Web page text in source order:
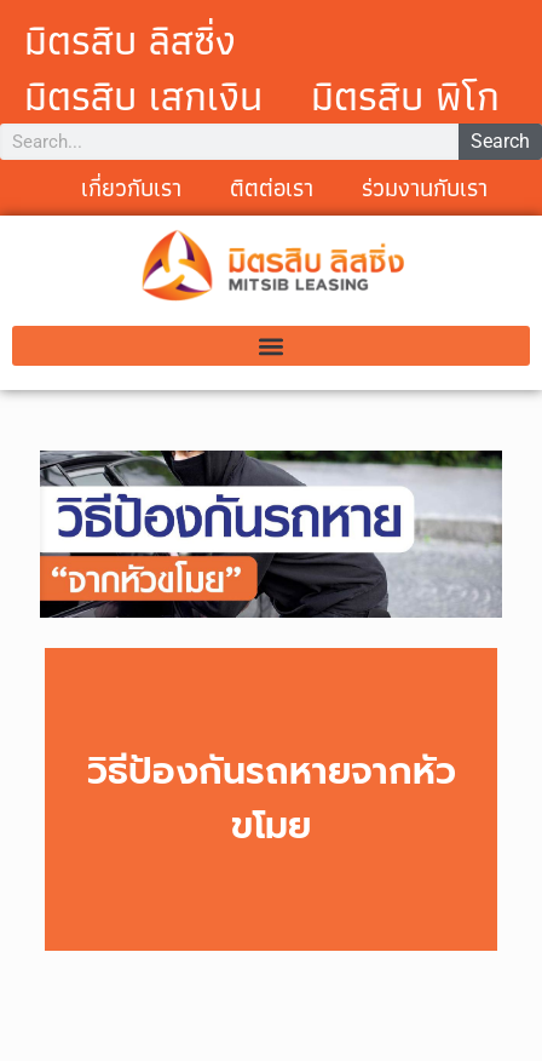
มิตรสิบ ลิสซิ่ง
มิตรสิบ เสกเงิน
มิตรสิบ พิโก
Search
เกี่ยวกับเรา ติตต่อเรา ร่วมงานกับเรา
วิธีป้องกันรถหายจากหัว
ขโมย